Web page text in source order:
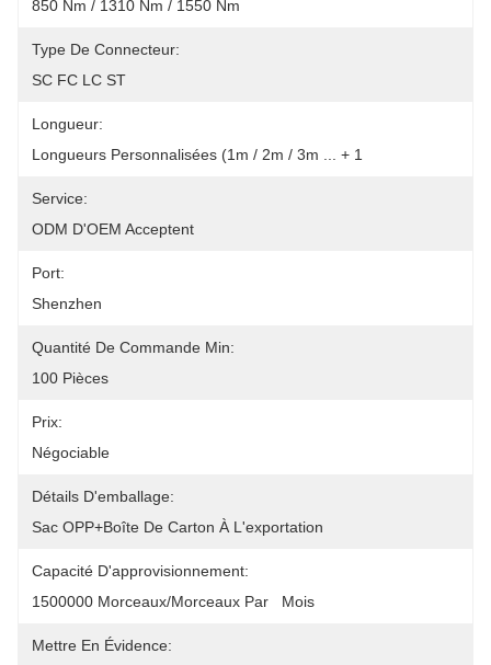
850 Nm / 1310 Nm / 1550 Nm
Type De Connecteur:
SC FC LC ST
Longueur:
Longueurs Personnalisées (1m / 2m / 3m ... + 1
Service:
ODM D'OEM Acceptent
Port:
Shenzhen
Quantité De Commande Min:
100 Pièces
Prix:
Négociable
Détails D'emballage:
Sac OPP+boîte De Carton À L'exportation
Capacité D'approvisionnement:
1500000 Morceaux/morceaux Par   Mois
Mettre En Évidence: